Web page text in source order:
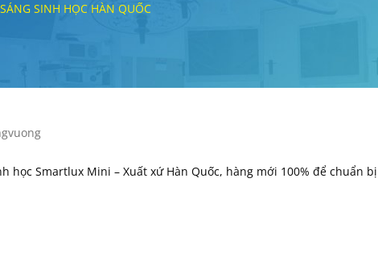
SINH HỌC HÀN QUỐC
học Smartlux Mini – Xuất xứ Hàn Quốc, hàng mới 100% để chuẩn